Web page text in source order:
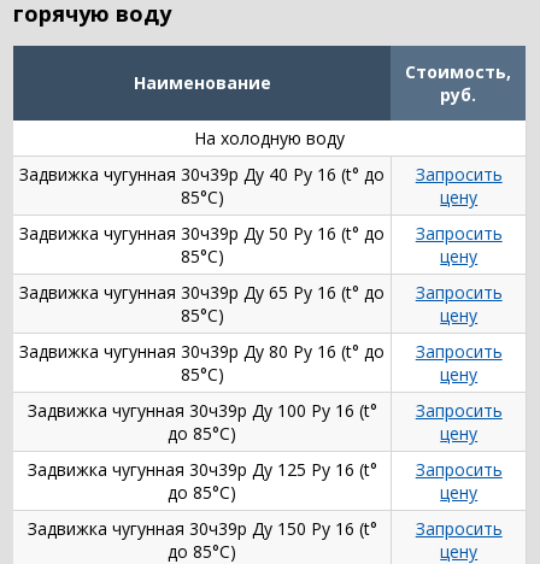
горячую воду
Наименование
Стоимость,
руб.
На холодную воду
Задвижка чугунная 30ч39р Ду 40 Ру 16 (t° до
85°С)
Запросить
цену
Задвижка чугунная 30ч39р Ду 50 Ру 16 (t° до
85°С)
Запросить
цену
Задвижка чугунная 30ч39р Ду 65 Ру 16 (t° до
85°С)
Запросить
цену
Задвижка чугунная 30ч39р Ду 80 Ру 16 (t° до
85°С)
Запросить
цену
Задвижка чугунная 30ч39р Ду 100 Ру 16 (t°
до 85°С)
Запросить
цену
Задвижка чугунная 30ч39р Ду 125 Ру 16 (t°
до 85°С)
Запросить
цену
Задвижка чугунная 30ч39р Ду 150 Ру 16 (t°
до 85°С)
Запросить
цену